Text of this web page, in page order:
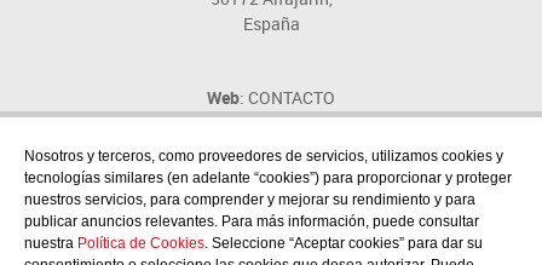
España
Web: CONTACTO
Email: fig@fig.es
Teléfono: 976 107 046
Nosotros y terceros, como proveedores de servicios, utilizamos cookies y
tecnologías similares (en adelante “cookies”) para proporcionar y proteger
nuestros servicios, para comprender y mejorar su rendimiento y para
publicar anuncios relevantes. Para más información, puede consultar
nuestra Política de Cookies. Seleccione “Aceptar cookies” para dar su